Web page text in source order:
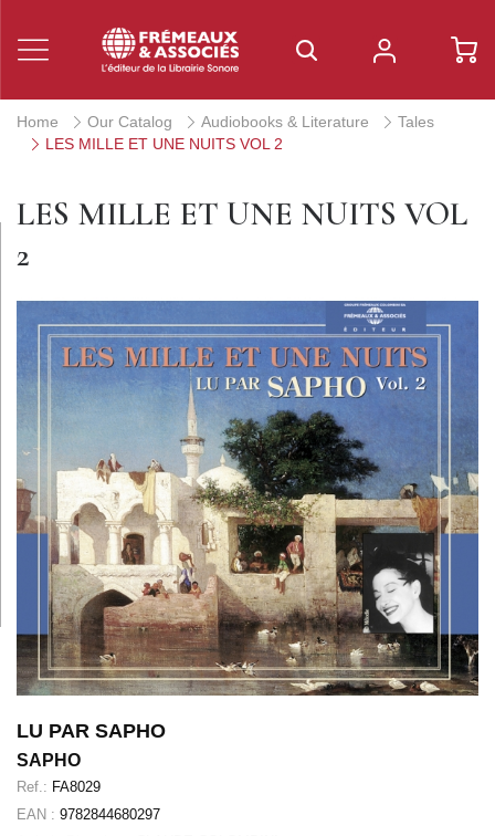
Home Our Catalog Audiobooks & Literature
Tales
LES MILLE ET UNE NUITS VOL 2
LES MILLE ET UNE NUITS VOL
2
LU PAR SAPHO
SAPHO
Ref.: FA8029
EAN : 9782844680297